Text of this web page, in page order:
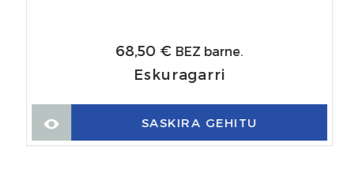
68,50 € BEZ barne.
Eskuragarri
SASKIRA GEHITU